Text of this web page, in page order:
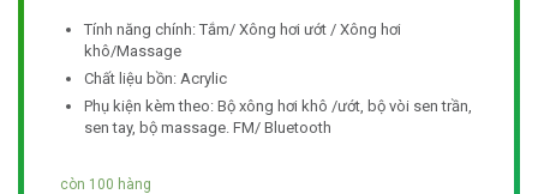
Tính năng chính: Tắm/ Xông hơi ướt / Xông hơi
khô/Massage
Chất liệu bồn: Acrylic
Phụ kiện kèm theo: Bộ xông hơi khô /ướt, bộ vòi sen trần,
sen tay, bộ massage. FM/ Bluetooth
còn 100 hàng